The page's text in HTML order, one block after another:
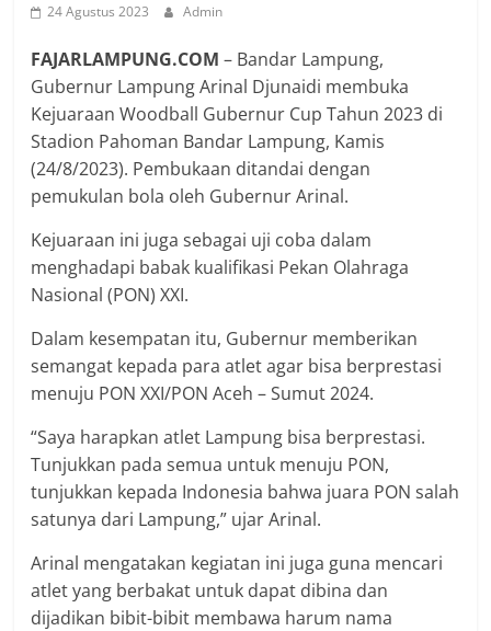
24 Agustus 2023 Admin
FAJARLAMPUNG.COM– Bandar Lampung,
Gubernur Lampung Arinal Djunaidi membuka
Kejuaraan Woodball Gubernur Cup Tahun 2023 di
Stadion Pahoman Bandar Lampung, Kamis
(24/8/2023). Pembukaan ditandai dengan
pemukulan bola oleh Gubernur Arinal.
Kejuaraan ini juga sebagai uji coba dalam
menghadapi babak kualifikasi Pekan Olahraga
Nasional (PON) XXI.
Dalam kesempatan itu, Gubernur memberikan
semangat kepada para atlet agar bisa berprestasi
menuju PON XXI/PON Aceh – Sumut 2024.
“Saya harapkan atlet Lampung bisa berprestasi.
Tunjukkan pada semua untuk menuju PON,
tunjukkan kepada Indonesia bahwa juara PON salah
satunya dari Lampung,” ujar Arinal.
Arinal mengatakan kegiatan ini juga guna mencari
atlet yang berbakat untuk dapat dibina dan
dijadikan bibit-bibit membawa harum nama